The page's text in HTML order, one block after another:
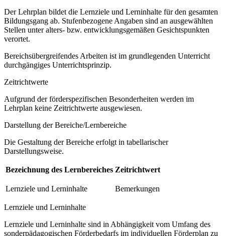
Der Lehrplan bildet die Lernziele und Lerninhalte für den gesamten
Bildungsgang ab. Stufenbezogene Angaben sind an ausgewählten
Stellen unter alters- bzw. entwicklungsgemäßen Gesichtspunkten
verortet.
Bereichsübergreifendes Arbeiten ist im grundlegenden Unterricht
durchgängiges Unterrichtsprinzip.
Zeitrichtwerte
Aufgrund der förderspezifischen Besonderheiten werden im
Lehrplan keine Zeitrichtwerte ausgewiesen.
Darstellung der Bereiche/Lernbereiche
Die Gestaltung der Bereiche erfolgt in tabellarischer
Darstellungsweise.
Bezeichnung des Lernbereiches Zeitrichtwert
Lernziele und Lerninhalte Bemerkungen
Lernziele und Lerninhalte
Lernziele und Lerninhalte sind in Abhängigkeit vom Umfang des
sonderpädagogischen Förderbedarfs im individuellen Förderplan zu